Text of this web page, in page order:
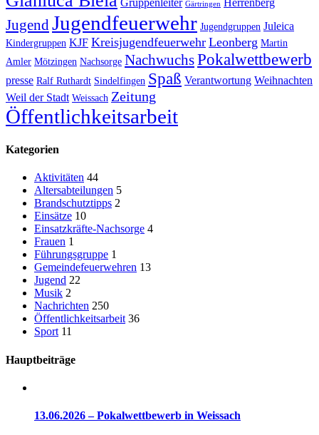
Gärtringen
JugendJugendfeuerwehr Jugendgruppen Juleica
Kindergruppen KJF Kreisjugendfeuerwehr Leonberg Martin
Amler Mötzingen Nachsorge NachwuchsPokalwettbewerb
presse Ralf Ruthardt Sindelfingen Spaß Verantwortung Weihnachten
Weil der Stadt Weissach Zeitung
Öffentlichkeitsarbeit
Kategorien
Aktivitäten 44
Altersabteilungen 5
Brandschutztipps 2
Einsätze 10
Einsatzkräfte-Nachsorge 4
Frauen 1
Führungsgruppe 1
Gemeindefeuerwehren 13
Jugend 22
Musik 2
Nachrichten 250
Öffentlichkeitsarbeit 36
Sport 11
Hauptbeiträge
13.06.2026 – Pokalwettbewerb in Weissach